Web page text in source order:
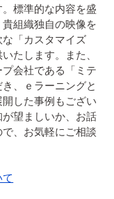
標準的な内容を盛
組織独自の映像を
「カスタマイズ
たします。また、
会社である「ミテ
、ｅラーニングと
した事例もござい
望ましいか、お話
、お気軽にご相談